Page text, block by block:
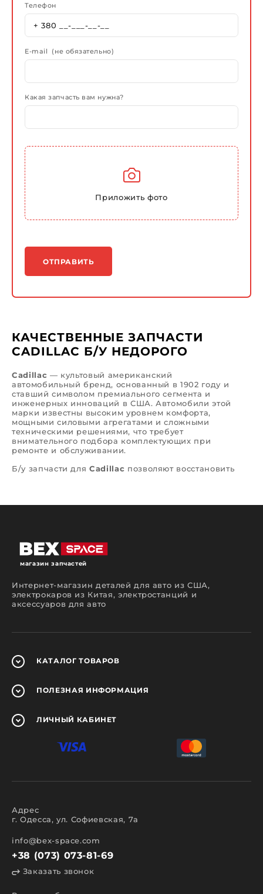
Телефон
E-mail (не обязательно)
Какая запчасть вам нужна?
Приложить фото
ОТПРАВИТЬ
КАЧЕСТВЕННЫЕ ЗАПЧАСТИ
СADILLAC Б/У НЕДОРОГО
Cadillac — культовый американский
автомобильный бренд, основанный в 1902 году и
ставший символом премиального сегмента и
инженерных инноваций в США. Автомобили этой
марки известны высоким уровнем комфорта,
мощными силовыми агрегатами и сложными
техническими решениями, что требует
внимательного подбора комплектующих при
ремонте и обслуживании.
Б/у запчасти дляCadillac позволяют восстановить
Spaceпредставлен каталог деталей с подбором
электронных модулей и кузовных элементов.
Все детали проходят визуальную проверку и
б/у запчасти в
, вы получаете
оригинальные комплектующие, прозрачные
условия покупки и удобный онлайн-сервис.
магазин запчастей
Интернет-магазин деталей для авто из США,
электрокаров из Китая, электростанций и
аксессуаров для авто
КАТАЛОГ ТОВАРОВ
ПОЛЕЗНАЯ ИНФОРМАЦИЯ
ЛИЧНЫЙ КАБИНЕТ
Адрес
г. Одесса, ул. Софиевская, 7а
info@bex-space.com
+38 (073) 073-81-69
Заказать звонок